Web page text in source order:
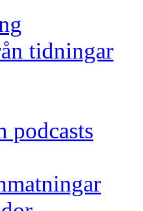
tidningar
podcasts